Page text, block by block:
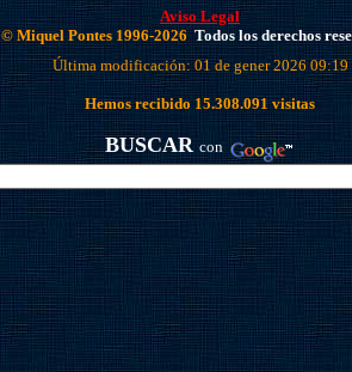
Aviso Legal
© Miquel Pontes 1996-2026 Todos los derechos
Última modificación: 01 de gener 2026 09:19
Hemos recibido 15.308.091 visitas
BUSCAR con